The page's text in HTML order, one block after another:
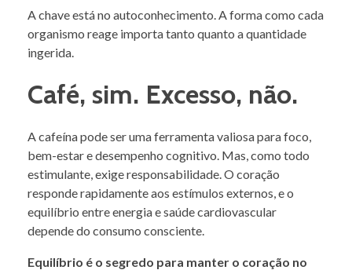
A chave está no autoconhecimento. A forma como cada
organismo reage importa tanto quanto a quantidade
ingerida.
Café, sim. Excesso, não.
A cafeína pode ser uma ferramenta valiosa para foco,
bem-estar e desempenho cognitivo. Mas, como todo
estimulante, exige responsabilidade. O coração
responde rapidamente aos estímulos externos, e o
equilíbrio entre energia e saúde cardiovascular
depende do consumo consciente.
Equilíbrio é o segredo para manter o coração no